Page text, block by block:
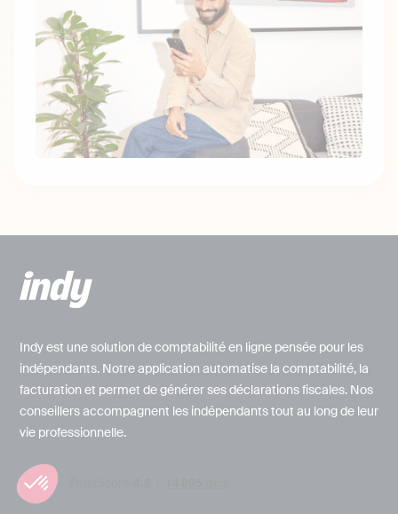
Indy est une solution de comptabilité en ligne pensée pour les
indépendants. Notre application automatise la comptabilité, la
facturation et permet de générer ses déclarations fiscales. Nos
conseillers accompagnent les indépendants tout au long de leur
vie professionnelle.